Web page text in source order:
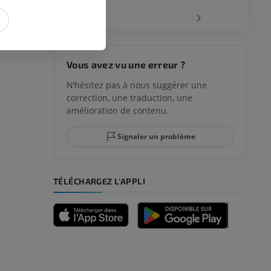
›
Vous avez vu une erreur ?
N’hésitez pas à nous suggérer une
correction, une traduction, une
amélioration de contenu.
Signaler un problème
TÉLÉCHARGEZ L'APPLI